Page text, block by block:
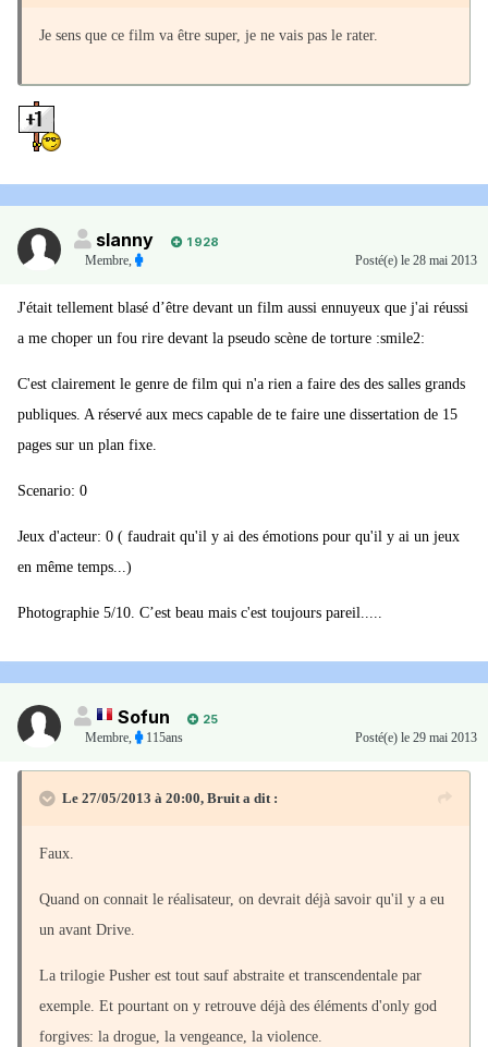
Je sens que ce film va être super, je ne vais pas le rater.
slanny
1 928
Membre, Posté(e) le 28 mai 2013
J'était tellement blasé d’être devant un film aussi ennuyeux que j'ai réussi
a me choper un fou rire devant la pseudo scène de torture :smile2:
C'est clairement le genre de film qui n'a rien a faire des des salles grands
publiques. A réservé aux mecs capable de te faire une dissertation de 15
pages sur un plan fixe.
Scenario: 0
Jeux d'acteur: 0 ( faudrait qu'il y ai des émotions pour qu'il y ai un jeux
en même temps...)
Photographie 5/10. C’est beau mais c'est toujours pareil.....
Sofun
25
Membre, 115ans Posté(e) le 29 mai 2013
Le 27/05/2013 à 20:00, Bruit a dit :
Faux.
Quand on connait le réalisateur, on devrait déjà savoir qu'il y a eu
un avant Drive.
La trilogie Pusher est tout sauf abstraite et transcendentale par
exemple. Et pourtant on y retrouve déjà des éléments d'only god
forgives: la drogue, la vengeance, la violence.